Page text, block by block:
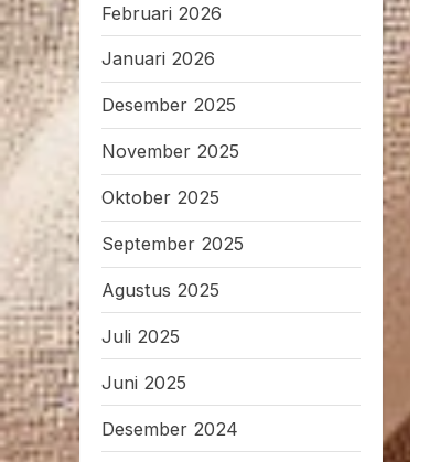
Februari 2026
Januari 2026
Desember 2025
November 2025
Oktober 2025
September 2025
Agustus 2025
Juli 2025
Juni 2025
Desember 2024